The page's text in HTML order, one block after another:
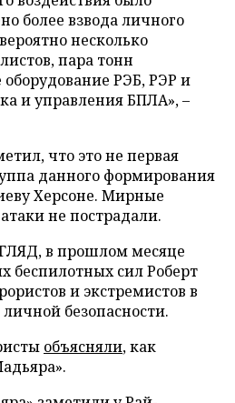
более взвода личного
несколько
пара тонн
оборудование РЭБ, РЭР и
и управления БПЛА», –
что это не первая
данного формирования
Херсоне. Мирные
не пострадали.
в прошлом месяце
беспилотных сил Роберт
и экстремистов в
безопасности.
объясняли, как